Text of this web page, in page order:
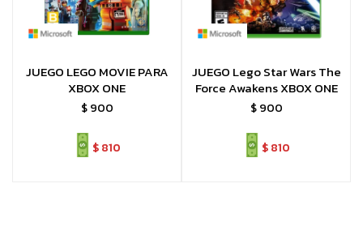
JUEGO LEGO MOVIE PARA
XBOX ONE
$ 900
$810
JUEGO Lego Star Wars The
Force Awakens XBOX ONE
$ 900
$810